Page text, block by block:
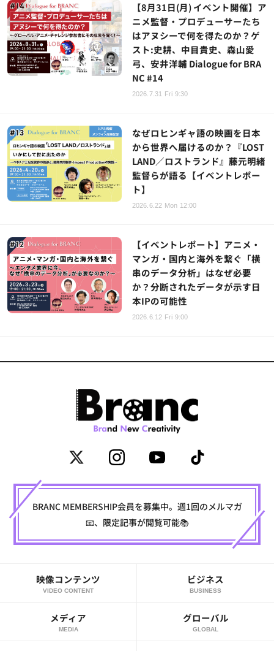
【8月31日(月) イベント開催】ア
ニメ監督・プロデューサーたち
はアヌシーで何を得たのか？ゲ
スト:史耕、中目貴史、森山愛
弓、安井洋輔 Dialogue for BRA
NC #14
2026.7.31 Fri 9:30
なぜロヒンギャ語の映画を日本
から世界へ届けるのか？『LOST
LAND／ロストランド』藤元明緒
監督らが語る【イベントレポー
ト】
2026.6.22 Mon 12:00
【イベントレポート】アニメ・
マンガ・国内と海外を繋ぐ「横
串のデータ分析」はなぜ必要
か？分断されたデータが示す日
本IPの可能性
2026.6.12 Fri 9:00
BRANC MEMBERSHIP会員を募集中。週1回のメルマガ
📧、限定記事が閲覧可能📚
映像コンテンツ
VIDEO CONTENT
ビジネス
BUSINESS
メディア
MEDIA
グローバル
GLOBAL